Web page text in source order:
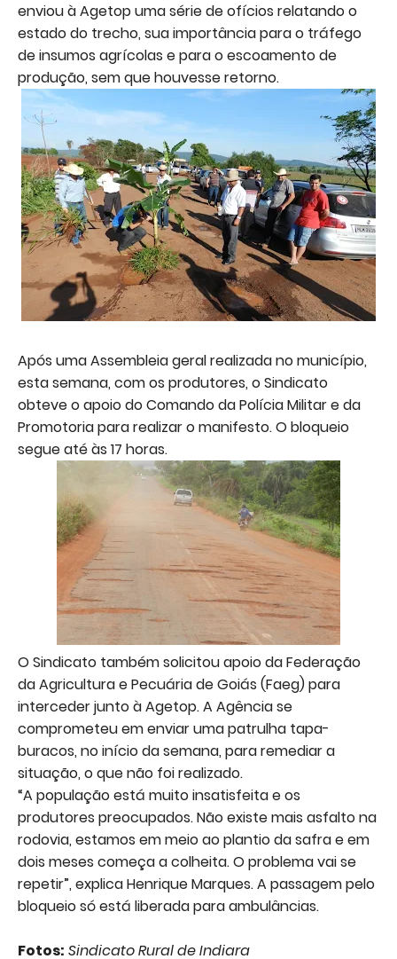
enviou à Agetop uma série de ofícios relatando o
estado do trecho, sua importância para o tráfego
de insumos agrícolas e para o escoamento de
produção, sem que houvesse retorno.
Após uma Assembleia geral realizada no município,
esta semana, com os produtores, o Sindicato
obteve o apoio do Comando da Polícia Militar e da
Promotoria para realizar o manifesto. O bloqueio
segue até às 17 horas.
O Sindicato também solicitou apoio da Federação
da Agricultura e Pecuária de Goiás (Faeg) para
interceder junto à Agetop. A Agência se
comprometeu em enviar uma patrulha tapa-
buracos, no início da semana, para remediar a
situação, o que não foi realizado.
“A população está muito insatisfeita e os
produtores preocupados. Não existe mais asfalto na
rodovia, estamos em meio ao plantio da safra e em
dois meses começa a colheita. O problema vai se
repetir”, explica Henrique Marques. A passagem pelo
bloqueio só está liberada para ambulâncias.
Fotos: Sindicato Rural de Indiara